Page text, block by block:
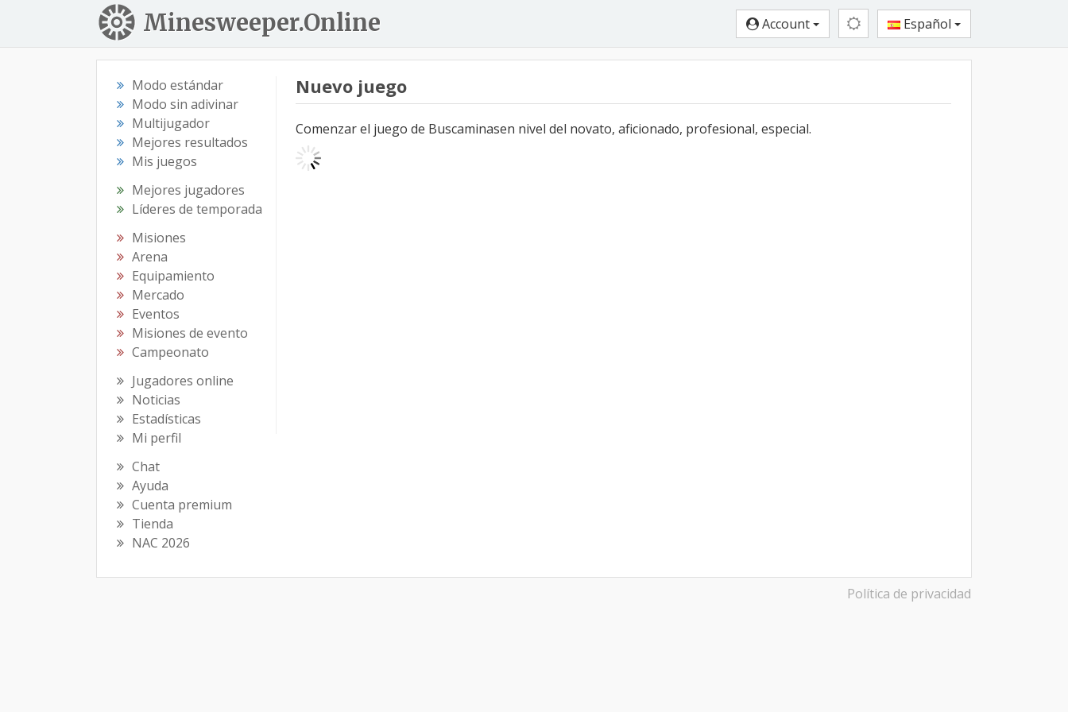
Minesweeper.Online Account Español
Modo estándar
Modo sin adivinar
Multijugador
Mejores resultados
Mis juegos
Mejores jugadores
Líderes de temporada
Misiones
Arena
Equipamiento
Mercado
Eventos
Misiones de evento
Campeonato
Jugadores online
Noticias
Estadísticas
Mi perfil
Chat
Ayuda
Cuenta premium
Tienda
NAC 2026
Nuevo juego
Comenzar el juego de Buscaminasen nivel del novato, aficionado, profesional, especial.
Política de privacidad